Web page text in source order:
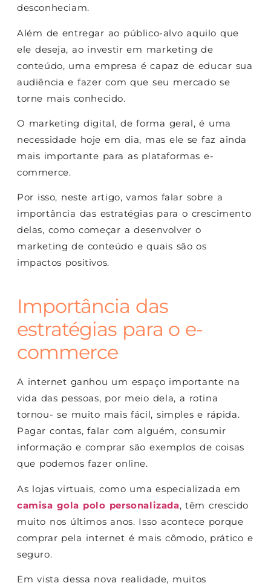
desconheciam.
Além de entregar ao público-alvo aquilo que
ele deseja, ao investir em marketing de
conteúdo, uma empresa é capaz de educar sua
audiência e fazer com que seu mercado se
torne mais conhecido.
O marketing digital, de forma geral, é uma
necessidade hoje em dia, mas ele se faz ainda
mais importante para as plataformas e-
commerce.
Por isso, neste artigo, vamos falar sobre a
importância das estratégias para o crescimento
delas, como começar a desenvolver o
marketing de conteúdo e quais são os
impactos positivos.
Importância das
estratégias para o e-
commerce
A internet ganhou um espaço importante na
vida das pessoas, por meio dela, a rotina
tornou- se muito mais fácil, simples e rápida.
Pagar contas, falar com alguém, consumir
informação e comprar são exemplos de coisas
que podemos fazer online.
As lojas virtuais, como uma especializada em
camisa gola polo personalizada, têm crescido
muito nos últimos anos. Isso acontece porque
comprar pela internet é mais cômodo, prático e
seguro.
Em vista dessa nova realidade, muitos